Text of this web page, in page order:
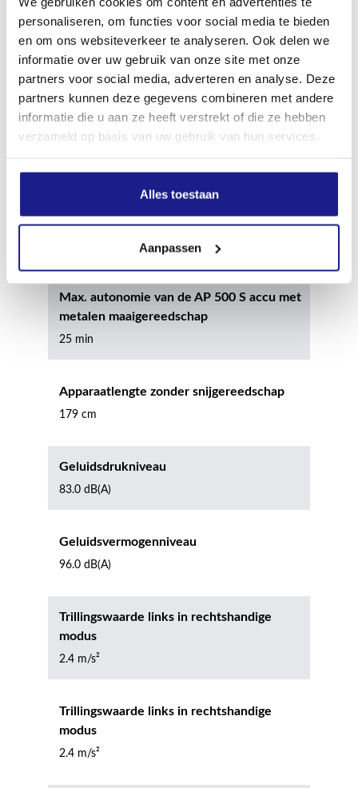
personaliseren, om functies voor social media te bieden
en om ons websiteverkeer te analyseren. Ook delen we
informatie over uw gebruik van onze site met onze
partners voor social media, adverteren en analyse. Deze
partners kunnen deze gegevens combineren met andere
informatie die u aan ze heeft verstrekt of die ze hebben
verzameld op basis van uw gebruik van hun services.
Alles toestaan
Aanpassen
Min. autonomie van de AP 500 S accu met
maaikop met kunststof messen
20 min
Max. autonomie van de AP 500 S accu met
Min. autonomie van de AP 500 S accu met
metalen maaigereedschap
Max. autonomie van de AP 500 S accu met
metalen maaigereedschap
25 min
Apparaatlengte zonder snijgereedschap
179 cm
Geluidsdrukniveau
83.0 dB(A)
Geluidsvermogenniveau
96.0 dB(A)
Trillingswaarde links in rechtshandige
modus
2.4 m/s²
Trillingswaarde links in rechtshandige
modus
2.4 m/s²